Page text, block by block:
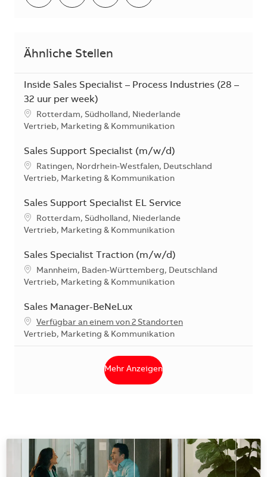
Ähnliche Stellen
Inside Sales Specialist – Process Industries (28 –
32 uur per week)
Standort
Rotterdam, Südholland, Niederlande
Kategorie
Vertrieb, Marketing & Kommunikation
Sales Support Specialist (m/w/d)
Standort
Ratingen, Nordrhein-Westfalen, Deutschland
Kategorie
Vertrieb, Marketing & Kommunikation
Sales Support Specialist EL Service
Standort
Rotterdam, Südholland, Niederlande
Kategorie
Vertrieb, Marketing & Kommunikation
Sales Specialist Traction (m/w/d)
Standort
Mannheim, Baden-Württemberg, Deutschland
Kategorie
Vertrieb, Marketing & Kommunikation
Sales Manager-BeNeLux
Verfügbar an einem von 2 Standorten
Kategorie
Vertrieb, Marketing & Kommunikation
Mehr Anzeigen